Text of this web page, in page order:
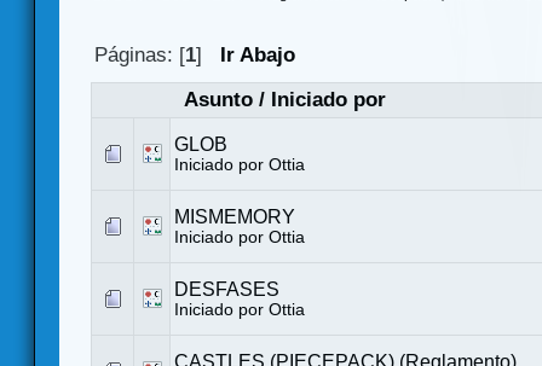
Páginas: [1]
Ir Abajo
Asunto/ Iniciado por
GLOB
Iniciado por Ottia
MISMEMORY
Iniciado por Ottia
DESFASES
Iniciado por Ottia
CASTLES (PIECEPACK) (Reglamento)